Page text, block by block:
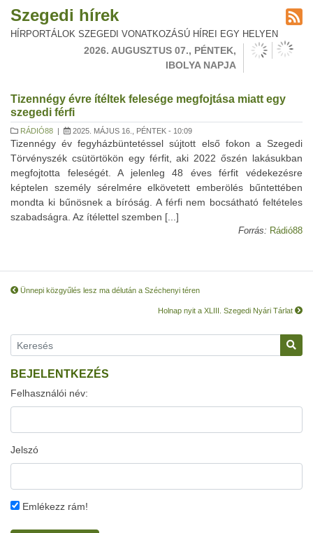
Szegedi hírek
HÍRPORTÁLOK SZEGEDI VONATKOZÁSÚ HÍREI EGY HELYEN
2026. AUGUSZTUS 07., PÉNTEK,
IBOLYA NAPJA
Tizennégy évre ítéltek felesége megfojtása miatt egy
szegedi férfi
RÁDIÓ88 | 2025. MÁJUS 16., PÉNTEK - 10:09
Tizennégy év fegyházbüntetéssel sújtott első fokon a Szegedi
Törvényszék csütörtökön egy férfit, aki 2022 őszén lakásukban
megfojtotta feleségét. A jelenleg 48 éves férfit védekezésre
képtelen személy sérelmére elkövetett emberölés bűntettében
mondta ki bűnösnek a bíróság. A férfi nem bocsátható feltételes
szabadságra. Az ítélettel szemben [...]
Forrás: Rádió88
Ünnepi közgyűlés lesz ma délután a Széchenyi téren
Holnap nyit a XLIII. Szegedi Nyári Tárlat
BEJELENTKEZÉS
Felhasználói név:
Jelszó
Emlékezz rám!